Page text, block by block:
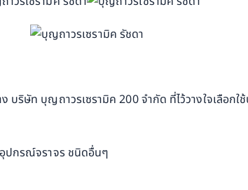
ริษัท บุญถาวรเซรามิค 200 จำกัด ที่ไว้วางใจเลือก
อุปกรณ์จราจร ชนิดอื่นๆ